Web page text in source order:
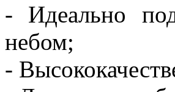
- Идеально
небом;
-